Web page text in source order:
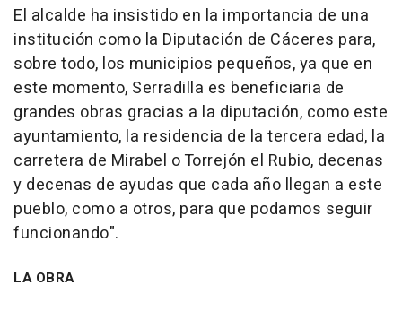
El alcalde ha insistido en la importancia de una
institución como la Diputación de Cáceres para,
sobre todo, los municipios pequeños, ya que en
este momento, Serradilla es beneficiaria de
grandes obras gracias a la diputación, como este
ayuntamiento, la residencia de la tercera edad, la
carretera de Mirabel o Torrejón el Rubio, decenas
y decenas de ayudas que cada año llegan a este
pueblo, como a otros, para que podamos seguir
funcionando".
LA OBRA